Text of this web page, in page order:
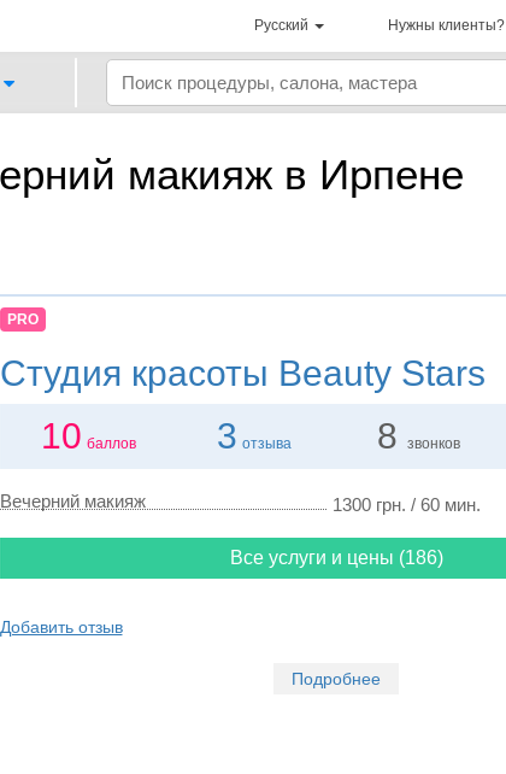
Русский Нужны клиенты?
макияж в Ирпене
PRO
Студия красоты Beauty Stars
10 баллов 3 отзыва 8 звонков
Вечерний макияж 1300 грн. / 60 мин.
Все услуги и цены (186)
Добавить отзыв
Подробнее